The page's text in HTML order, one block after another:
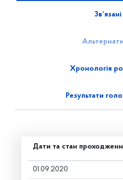
Зв’язані
Хронологія
Результати
Дати та стан
01.09.2020